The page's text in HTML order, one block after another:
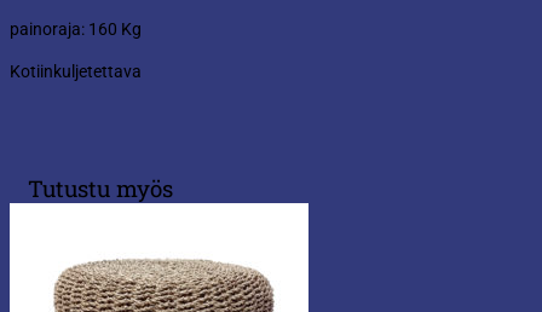
painoraja: 160 Kg
Kotiinkuljetettava
Tutustu myös